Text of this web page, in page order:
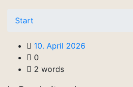
Start
10. April 2026
0
2 words